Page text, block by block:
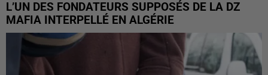
L’UN DES FONDATEURS SUPPOSÉS DE LA DZ
MAFIA INTERPELLÉ EN ALGÉRIE